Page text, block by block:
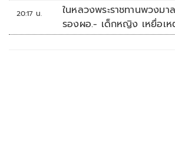
20:17 น.
ในหลวงพระราชทานพวงม
รองผอ.- เด็กหญิง เหยื่อเ